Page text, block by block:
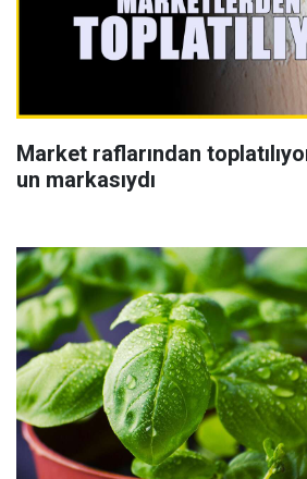
Market raflarından
un markasıydı